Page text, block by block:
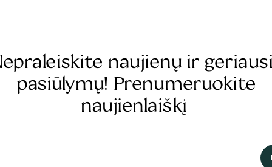
naujienų ir
pasiūlymų! Prenumeruokite
naujienlaiškį